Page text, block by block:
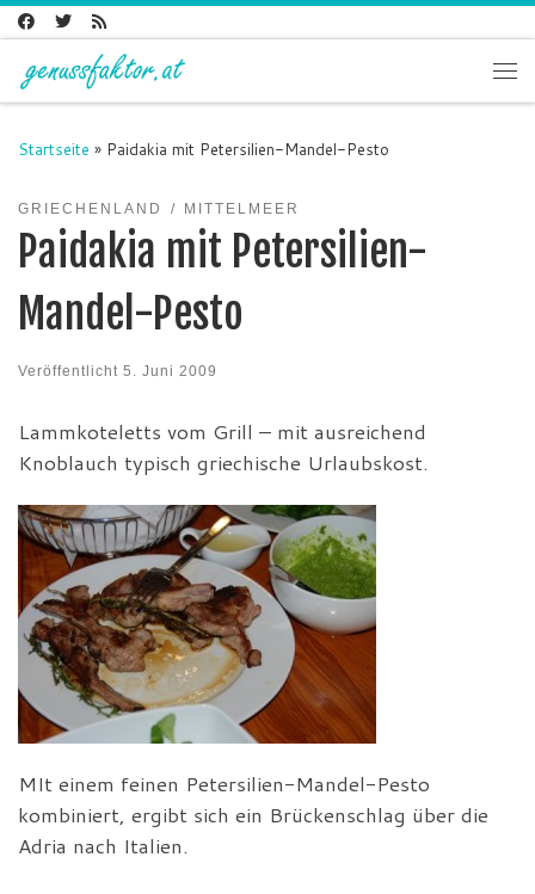
Zum Inhalt springen
Startseite » Paidakia mit Petersilien-Mandel-Pesto
GRIECHENLAND MITTELMEER
Paidakia mit Petersilien-
Mandel-Pesto
Veröffentlicht 5. Juni 2009
Lammkoteletts vom Grill – mit ausreichend
Knoblauch typisch griechische Urlaubskost.
MIt einem feinen Petersilien-Mandel-Pesto
kombiniert, ergibt sich ein Brückenschlag über die
Adria nach Italien.